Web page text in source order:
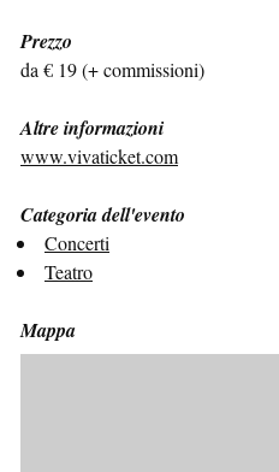
Prezzo
da € 19 (+ commissioni)
Altre informazioni
www.vivaticket.com
Categoria dell'evento
Concerti
Teatro
Mappa